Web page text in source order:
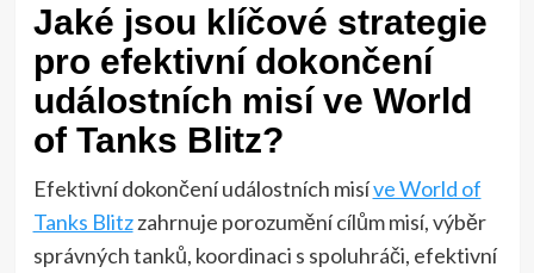
Jaké jsou klíčové strategie
pro efektivní dokončení
událostních misí ve World
of Tanks Blitz?
Efektivní dokončení událostních misíve World of
Tanks Blitzzahrnuje porozumění cílům misí, výběr
správných tanků, koordinaci s spoluhráči, efektivní